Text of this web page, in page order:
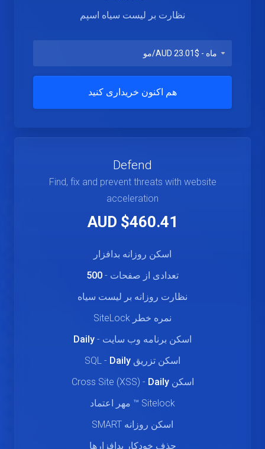
نظارت بر لیست سیاه اسپم
هم اکنون خریداری کنید
Defend
Find, fix and prevent threats with website
acceleration
$460.41 AUD
اسکن روزانه بدافزار
تعدادی از صفحات - 500
نظارت روزانه بر لیست سیاه
نمره خطر SiteLock
اسکن برنامه وب سایت - Daily
اسکن تزریق SQL - Daily
اسکن Cross Site (XSS) -Daily
Sitelock ™ مهر اعتماد
اسکن روزانه SMART
حذف خودکار بدافزارها